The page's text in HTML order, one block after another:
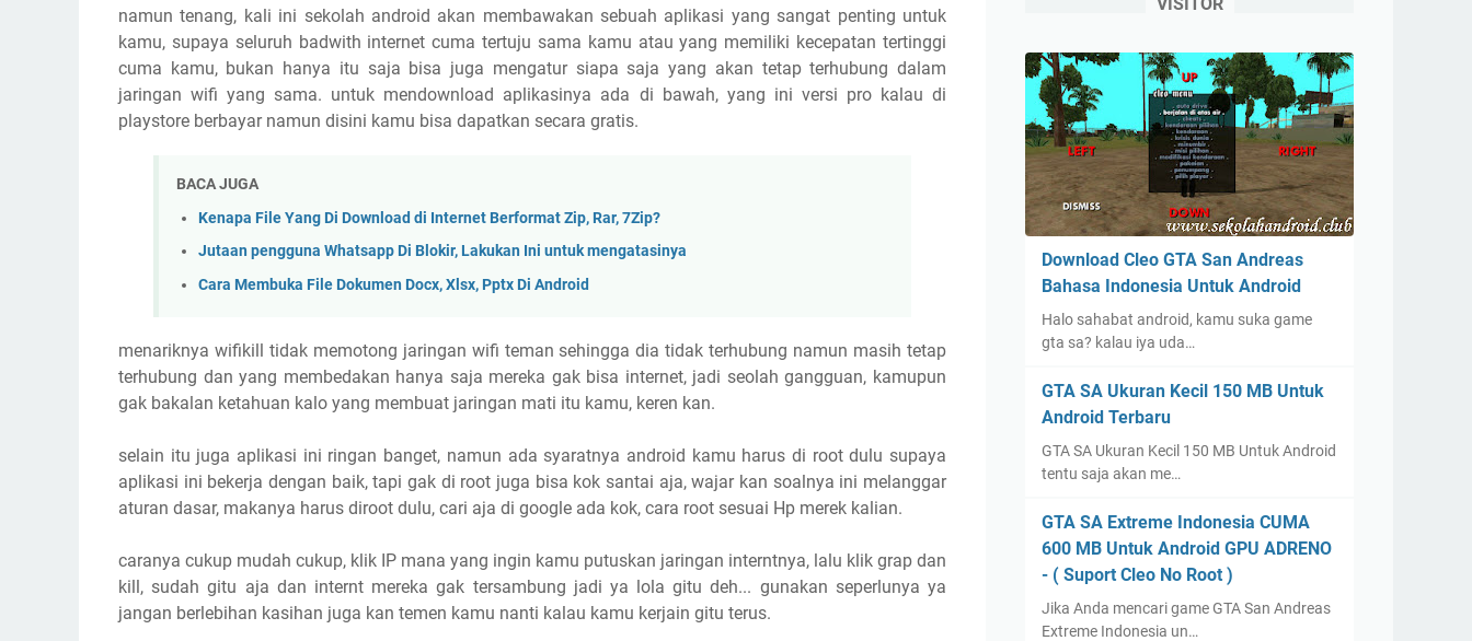
namun tenang, kali ini sekolah android akan membawakan sebuah aplikasi yang sangat penting untuk
kamu, supaya seluruh badwith internet cuma tertuju sama kamu atau yang memiliki kecepatan tertinggi
cuma kamu, bukan hanya itu saja bisa juga mengatur siapa saja yang akan tetap terhubung dalam
jaringan wifi yang sama. untuk mendownload aplikasinya ada di bawah, yang ini versi pro kalau di
playstore berbayar namun disini kamu bisa dapatkan secara gratis.
BACA JUGA
Kenapa File Yang Di Download di Internet Berformat Zip, Rar, 7Zip?
Jutaan pengguna Whatsapp Di Blokir, Lakukan Ini untuk mengatasinya
Cara Membuka File Dokumen Docx, Xlsx, Pptx Di Android
menariknya wifikill tidak memotong jaringan wifi teman sehingga dia tidak terhubung namun masih tetap
terhubung dan yang membedakan hanya saja mereka gak bisa internet, jadi seolah gangguan, kamupun
gak bakalan ketahuan kalo yang membuat jaringan mati itu kamu, keren kan.
selain itu juga aplikasi ini ringan banget, namun ada syaratnya android kamu harus di root dulu supaya
aplikasi ini bekerja dengan baik, tapi gak di root juga bisa kok santai aja, wajar kan soalnya ini melanggar
aturan dasar, makanya harus diroot dulu, cari aja di google ada kok, cara root sesuai Hp merek kalian.
caranya cukup mudah cukup, klik IP mana yang ingin kamu putuskan jaringan interntnya, lalu klik grap dan
kill, sudah gitu aja dan internt mereka gak tersambung jadi ya lola gitu deh... gunakan seperlunya ya
jangan berlebihan kasihan juga kan temen kamu nanti kalau kamu kerjain gitu terus.
Download Cleo GTA San Andreas
Bahasa Indonesia Untuk Android
Halo sahabat android, kamu suka game
gta sa? kalau iya uda…
GTA SA Ukuran Kecil 150 MB Untuk
Android Terbaru
GTA SA Ukuran Kecil 150 MB Untuk Android
tentu saja akan me…
GTA SA Extreme Indonesia CUMA
600 MB Untuk Android GPU ADRENO
- ( Suport Cleo No Root )
Jika Anda mencari game GTA San Andreas
Extreme Indonesia un…